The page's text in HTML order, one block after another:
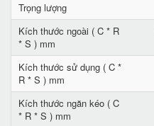
Trọng lượng
Kích thước ngoài ( C * R
* S ) mm
Kích thước sử dụng ( C *
R * S ) mm
Kích thước ngăn kéo ( C
* R * S ) mm